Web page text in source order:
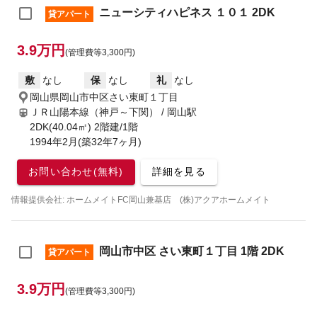
貸アパート ニューシティハピネス １０１ 2DK
3.9万円 (管理費等3,300円)
敷 なし 保 なし 礼
なし
岡山県岡山市中区さい東町１丁目
ＪＲ山陽本線（神戸～下関） / 岡山駅
2DK(40.04㎡) 2階建/1階
1994年2月(築32年7ヶ月)
お問い合わせ(無料) 詳細を見る
情報提供会社: ホームメイトFC岡山兼基店 (株)アクアホームメイト
貸アパート 岡山市中区 さい東町１丁目 1階 2DK
3.9万円 (管理費等3,300円)